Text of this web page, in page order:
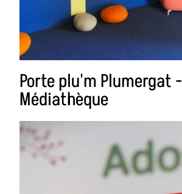
Porte plu'm Plumergat -
Médiathèque